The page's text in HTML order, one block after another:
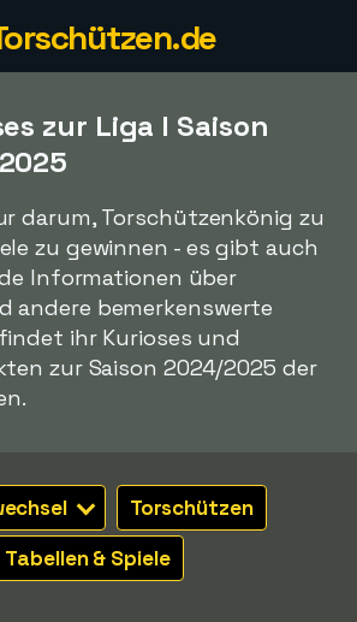
zur Liga I Saison
darum, Torschützenkönig zu
zu gewinnen - es gibt auch
Informationen über
andere bemerkenswerte
ihr Kurioses und
zur Saison 2024/2025 der
Torschützen
Tabellen & Spiele